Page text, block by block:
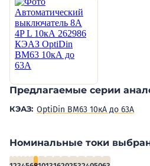
Предлагаемые серии
КЭАЗ: OptiDin BM63 10кА до 63А
Номинальные токи